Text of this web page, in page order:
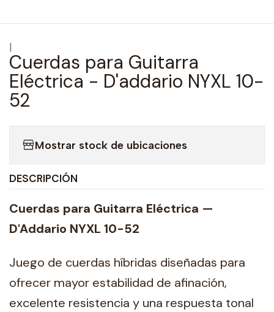
|
Cuerdas para Guitarra
Eléctrica - D'addario NYXL 10-
52
Mostrar stock de ubicaciones
DESCRIPCIÓN
Cuerdas para Guitarra Eléctrica —
D'Addario NYXL 10-52
Juego de cuerdas híbridas diseñadas para
ofrecer mayor estabilidad de afinación,
excelente resistencia y una respuesta tonal